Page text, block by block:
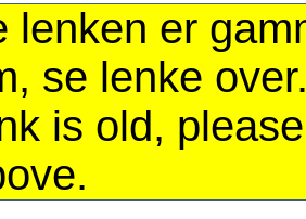
lenken er
se lenke
is old,